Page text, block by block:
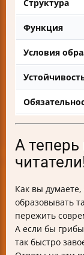
Структура
Функция
Условия
А
Как вы
образовывать
пережить
А если бы
так быстро